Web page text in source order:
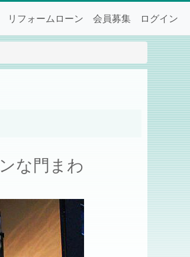
リフォームローン 会員募集 ログイン
な門まわ